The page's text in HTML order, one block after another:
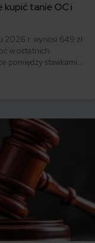
kupić tanie OC i
2026 r. wynosi 649 zł
w ostatnich
pomiędzy stawkami
OC w Polsce